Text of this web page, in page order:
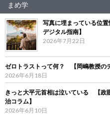
まめ学
写真に埋まっている位
デジタル指南】
2026年7月22日
ゼロトラストって何？ 【岡嶋教授の
2026年6月18日
きっと大平元首相は泣いている 【政
治コラム】
2026年6月10日